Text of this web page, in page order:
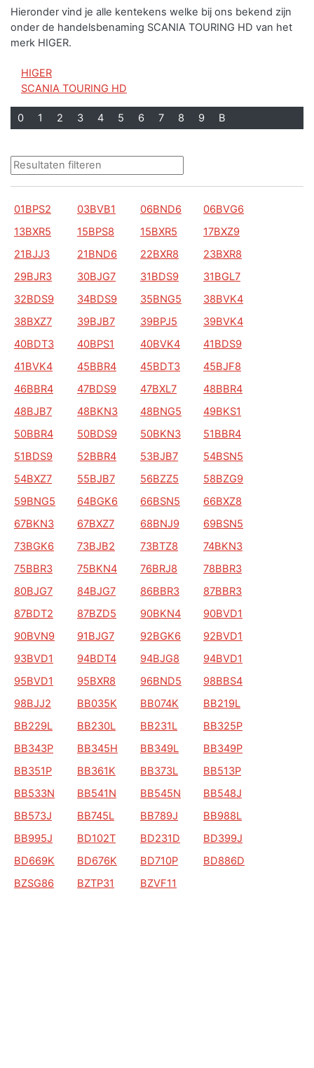
Hieronder vind je alle kentekens welke bij ons bekend zijn
onder de handelsbenaming SCANIA TOURING HD van het
merk HIGER.
HIGER
SCANIA TOURING HD
0 1 2 3 4 5 6 7 8 9 B
01BPS2 03BVB1 06BND6
06BVG6
13BXR5
15BPS8 15BXR5
17BXZ9
21BJJ3
21BND6 22BXR8
23BXR8
29BJR3
30BJG7 31BDS9
31BGL7
32BDS9
34BDS9 35BNG5
38BVK4
38BXZ7
39BJB7 39BPJ5
39BVK4
40BDT3
40BPS1 40BVK4
41BDS9
41BVK4
45BBR4 45BDT3
45BJF8
46BBR4
47BDS9 47BXL7
48BBR4
48BJB7
48BKN3 48BNG5
49BKS1
50BBR4
50BDS9 50BKN3
51BBR4
51BDS9
52BBR4 53BJB7
54BSN5
54BXZ7
55BJB7 56BZZ5
58BZG9
59BNG5
64BGK6 66BSN5
66BXZ8
67BKN3
67BXZ7 68BNJ9
69BSN5
73BGK6
73BJB2 73BTZ8
74BKN3
75BBR3
75BKN4 76BRJ8
78BBR3
80BJG7
84BJG7 86BBR3
87BBR3
87BDT2
87BZD5 90BKN4
90BVD1
90BVN9
91BJG7 92BGK6
92BVD1
93BVD1
94BDT4 94BJG8
94BVD1
95BVD1
95BXR8 96BND5
98BBS4
98BJJ2
BB035K BB074K
BB219L
BB229L
BB230L BB231L
BB325P
BB343P
BB345H BB349L
BB349P
BB351P
BB361K BB373L
BB513P
BB533N
BB541N BB545N
BB548J
BB573J
BB745L BB789J
BB988L
BB995J
BD102T BD231D
BD399J
BD669K
BD676K BD710P
BD886D
BZSG86
BZTP31 BZVF11